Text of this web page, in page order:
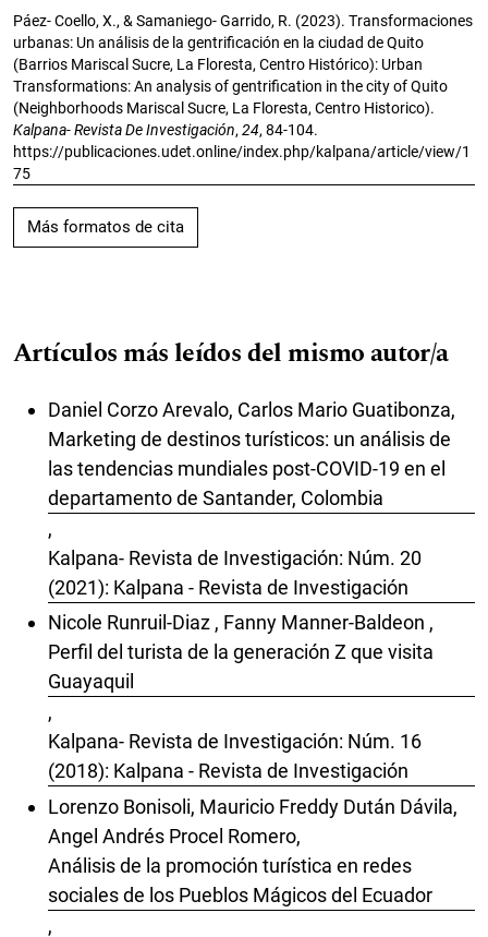
Páez- Coello, X., & Samaniego- Garrido, R. (2023). Transformaciones
urbanas: Un análisis de la gentrificación en la ciudad de Quito
(Barrios Mariscal Sucre, La Floresta, Centro Histórico): Urban
Transformations: An analysis of gentrification in the city of Quito
(Neighborhoods Mariscal Sucre, La Floresta, Centro Historico).
Kalpana- Revista De Investigación, 24, 84-104.
https://publicaciones.udet.online/index.php/kalpana/article/view/1
75
Más formatos de cita
Artículos más leídos del mismo autor/a
Daniel Corzo Arevalo, Carlos Mario Guatibonza,
Marketing de destinos turísticos: un análisis de
las tendencias mundiales post-COVID-19 en el
departamento de Santander, Colombia
,
Kalpana- Revista de Investigación: Núm. 20
(2021): Kalpana - Revista de Investigación
Nicole Runruil-Diaz , Fanny Manner-Baldeon ,
Perfil del turista de la generación Z que visita
Guayaquil
,
Kalpana- Revista de Investigación: Núm. 16
(2018): Kalpana - Revista de Investigación
Lorenzo Bonisoli, Mauricio Freddy Dután Dávila,
Angel Andrés Procel Romero,
Análisis de la promoción turística en redes
sociales de los Pueblos Mágicos del Ecuador
,